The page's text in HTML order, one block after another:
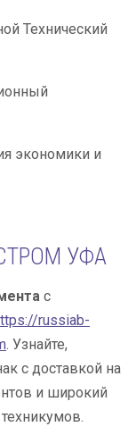
Технический
экономики и
УФА
с
russiab-
. Узнайте,
с доставкой на
и широкий